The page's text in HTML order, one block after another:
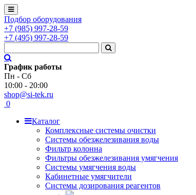
Подбор оборудования
+7 (985) 997-28-59
+7 (495) 997-28-59
График работы
Пн - Сб
10:00 - 20:00
shop@si-tek.ru
0
Каталог
Комплексные системы очистки
Системы обезжелезивания воды
Фильтр колонна
Фильтры обезжелезивания умягчения
Системы умягчения воды
Кабинетные умягчители
Системы дозирования реагентов